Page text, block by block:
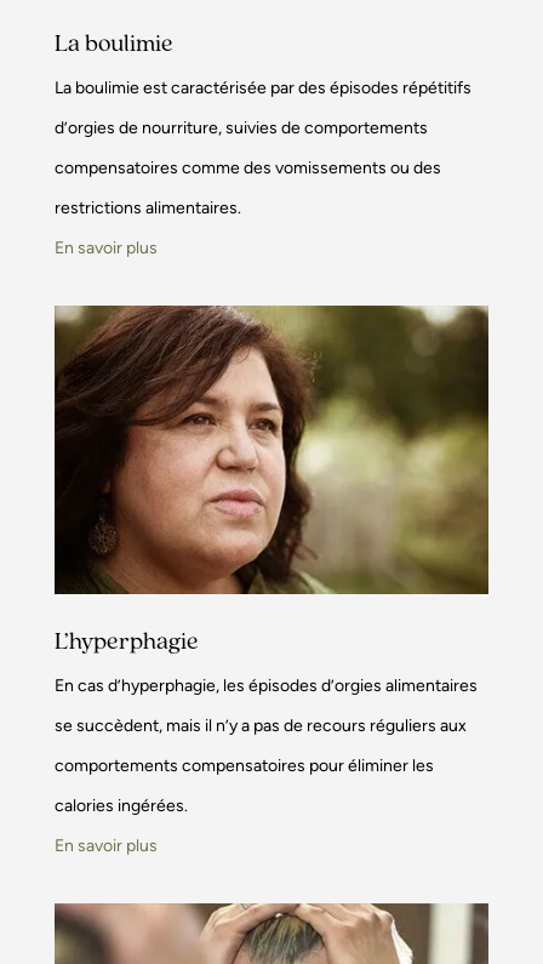
La boulimie
La boulimie est caractérisée par des épisodes répétitifs
d’orgies de nourriture, suivies de comportements
compensatoires comme des vomissements ou des
restrictions alimentaires.
En savoir plus
L’hyperphagie
En cas d’hyperphagie, les épisodes d’orgies alimentaires
se succèdent, mais il n’y a pas de recours réguliers aux
comportements compensatoires pour éliminer les
calories ingérées.
En savoir plus